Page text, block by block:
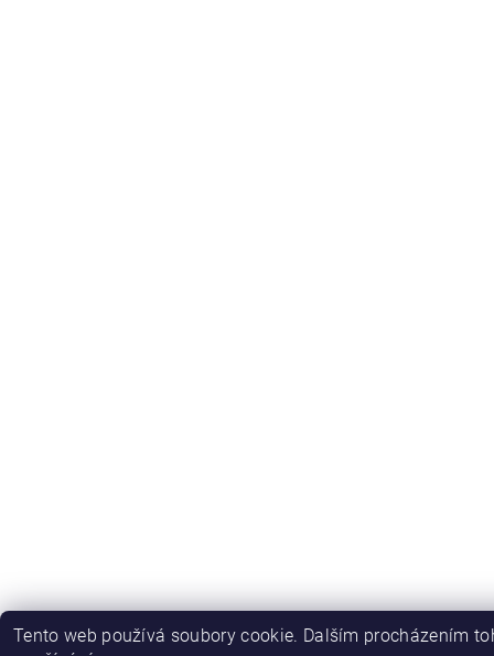
Tento web používá soubory cookie. Dalším procházením